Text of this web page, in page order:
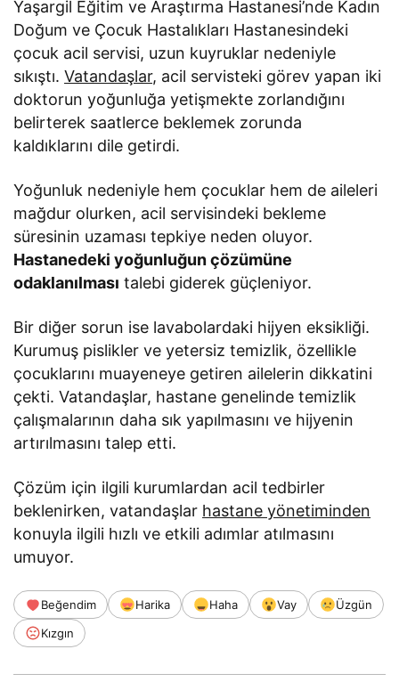
Yaşargil Eğitim ve Araştırma Hastanesi’nde Kadın
Doğum ve Çocuk Hastalıkları Hastanesindeki
çocuk acil servisi, uzun kuyruklar nedeniyle
sıkıştı.Vatandaşlar, acil servisteki görev yapan iki
doktorun yoğunluğa yetişmekte zorlandığını
belirterek saatlerce beklemek zorunda
kaldıklarını dile getirdi.
Yoğunluk nedeniyle hem çocuklar hem de aileleri
mağdur olurken, acil servisindeki bekleme
süresinin uzaması tepkiye neden oluyor.
Hastanedeki yoğunluğun çözümüne
odaklanılması talebi giderek güçleniyor.
Bir diğer sorun ise lavabolardaki hijyen eksikliği.
Kurumuş pislikler ve yetersiz temizlik, özellikle
çocuklarını muayeneye getiren ailelerin dikkatini
çekti. Vatandaşlar, hastane genelinde temizlik
çalışmalarının daha sık yapılmasını ve hijyenin
artırılmasını talep etti.
Çözüm için ilgili kurumlardan acil tedbirler
beklenirken, vatandaşlar hastane yönetiminden
konuyla ilgili hızlı ve etkili adımlar atılmasını
umuyor.
Beğendim Harika Haha Vay
Üzgün
Kızgın